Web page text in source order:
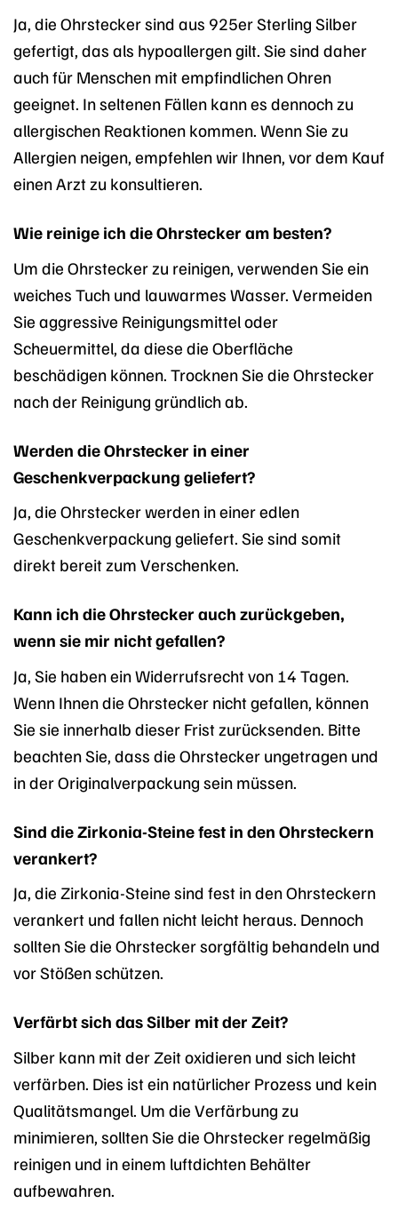
Ja, die Ohrstecker sind aus 925er Sterling Silber
gefertigt, das als hypoallergen gilt. Sie sind daher
auch für Menschen mit empfindlichen Ohren
geeignet. In seltenen Fällen kann es dennoch zu
allergischen Reaktionen kommen. Wenn Sie zu
Allergien neigen, empfehlen wir Ihnen, vor dem Kauf
einen Arzt zu konsultieren.
Wie reinige ich die Ohrstecker am besten?
Um die Ohrstecker zu reinigen, verwenden Sie ein
weiches Tuch und lauwarmes Wasser. Vermeiden
Sie aggressive Reinigungsmittel oder
Scheuermittel, da diese die Oberfläche
beschädigen können. Trocknen Sie die Ohrstecker
nach der Reinigung gründlich ab.
Werden die Ohrstecker in einer
Geschenkverpackung geliefert?
Ja, die Ohrstecker werden in einer edlen
Geschenkverpackung geliefert. Sie sind somit
direkt bereit zum Verschenken.
Kann ich die Ohrstecker auch zurückgeben,
wenn sie mir nicht gefallen?
Ja, Sie haben ein Widerrufsrecht von 14 Tagen.
Wenn Ihnen die Ohrstecker nicht gefallen, können
Sie sie innerhalb dieser Frist zurücksenden. Bitte
beachten Sie, dass die Ohrstecker ungetragen und
in der Originalverpackung sein müssen.
Sind die Zirkonia-Steine fest in den Ohrsteckern
verankert?
Ja, die Zirkonia-Steine sind fest in den Ohrsteckern
verankert und fallen nicht leicht heraus. Dennoch
sollten Sie die Ohrstecker sorgfältig behandeln und
vor Stößen schützen.
Verfärbt sich das Silber mit der Zeit?
Silber kann mit der Zeit oxidieren und sich leicht
verfärben. Dies ist ein natürlicher Prozess und kein
Qualitätsmangel. Um die Verfärbung zu
minimieren, sollten Sie die Ohrstecker regelmäßig
reinigen und in einem luftdichten Behälter
aufbewahren.